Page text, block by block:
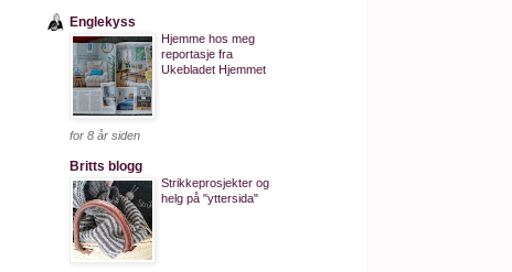
Englekyss
Hjemme hos meg
reportasje fra
Ukebladet Hjemmet
for 8 år siden
Britts blogg
Strikkeprosjekter og
helg på "yttersida"